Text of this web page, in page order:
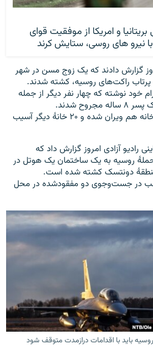
بریتانیا و امریکا از موفقیت قوای
نیرو های روسی، ستایش کرند
گزارش دادند که یک زوج مسن در شهر
پرتاب راکت‌های روسیه، کشته شدند.
خود نوشته که چهار نفر دیگر از جمله
بنا بر گزارش‌ها، یک خانه هم ویران شده و ۲۰ خانهٔ دیگر آسیب
رادیو آزادی امروز گزارش داد که
روسیه به یک ساختمان یک هوتل در
منطقهٔ دونتسک کشته شده است.
شب در جست‌وجوی دو مفقودشده در محل
باید با اقدامات درازمدت متوقف شود